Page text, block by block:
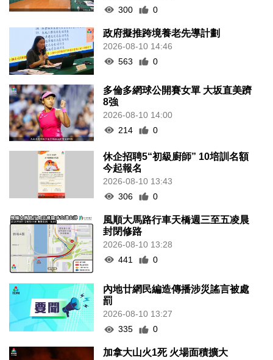
300
0
政府擬推跨境養老先導計劃
2026-08-10 14:46
563
0
多倫多網球公開賽女單 大坂直美躋
8強
2026-08-10 14:00
214
0
休企招聘5“初級廚師” 10培訓名額
今起報名
2026-08-10 13:43
306
0
風順大馬路行車天橋週三至五凌晨
封閉修路
2026-08-10 13:28
441
0
內地廿網民編造傳播涉災謠言被處
罰
2026-08-10 13:27
335
0
加拿大山火1死 火場面積擴大